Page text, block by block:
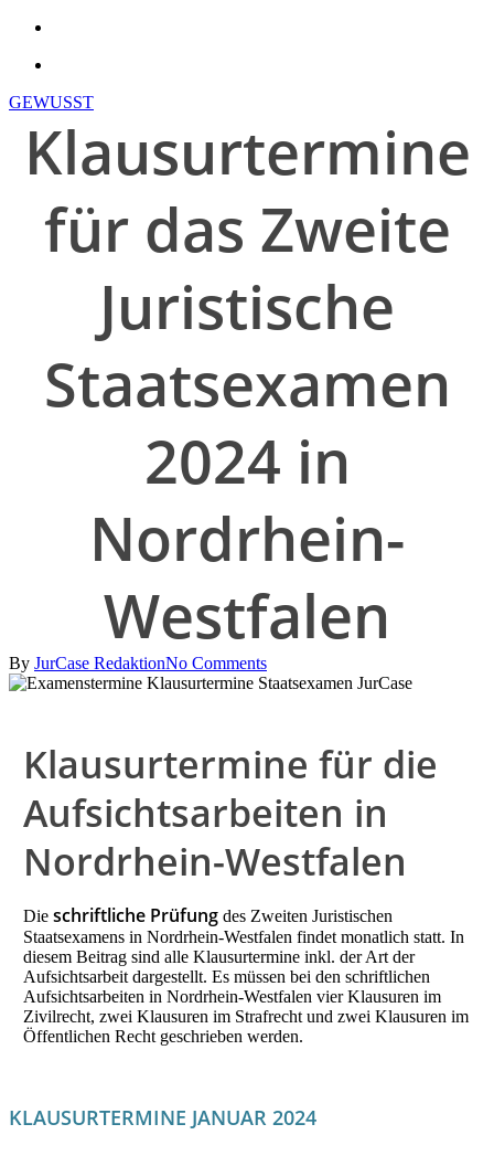
GEWUSST
Klausurtermine
für das Zweite
Juristische
Staatsexamen
2024 in
Nordrhein-
Westfalen
By JurCase RedaktionNo Comments
Klausurtermine für die
Aufsichtsarbeiten in
Nordrhein-Westfalen
Dieschriftliche Prüfung des Zweiten Juristischen
Staatsexamens in Nordrhein-Westfalen findet monatlich statt. In
diesem Beitrag sind alle Klausurtermine inkl. der Art der
Aufsichtsarbeit dargestellt. Es müssen bei den schriftlichen
Aufsichtsarbeiten in Nordrhein-Westfalen vier Klausuren im
Zivilrecht, zwei Klausuren im Strafrecht und zwei Klausuren im
Öffentlichen Recht geschrieben werden.
KLAUSURTERMINE JANUAR 2024